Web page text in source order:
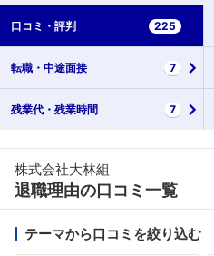
口コミ・ 評判 225
転職・ 中途面接 7
残業代・ 残業時間 7
株式会社大林組
退職理由の口コミ一覧
テーマから口コミを絞り込む